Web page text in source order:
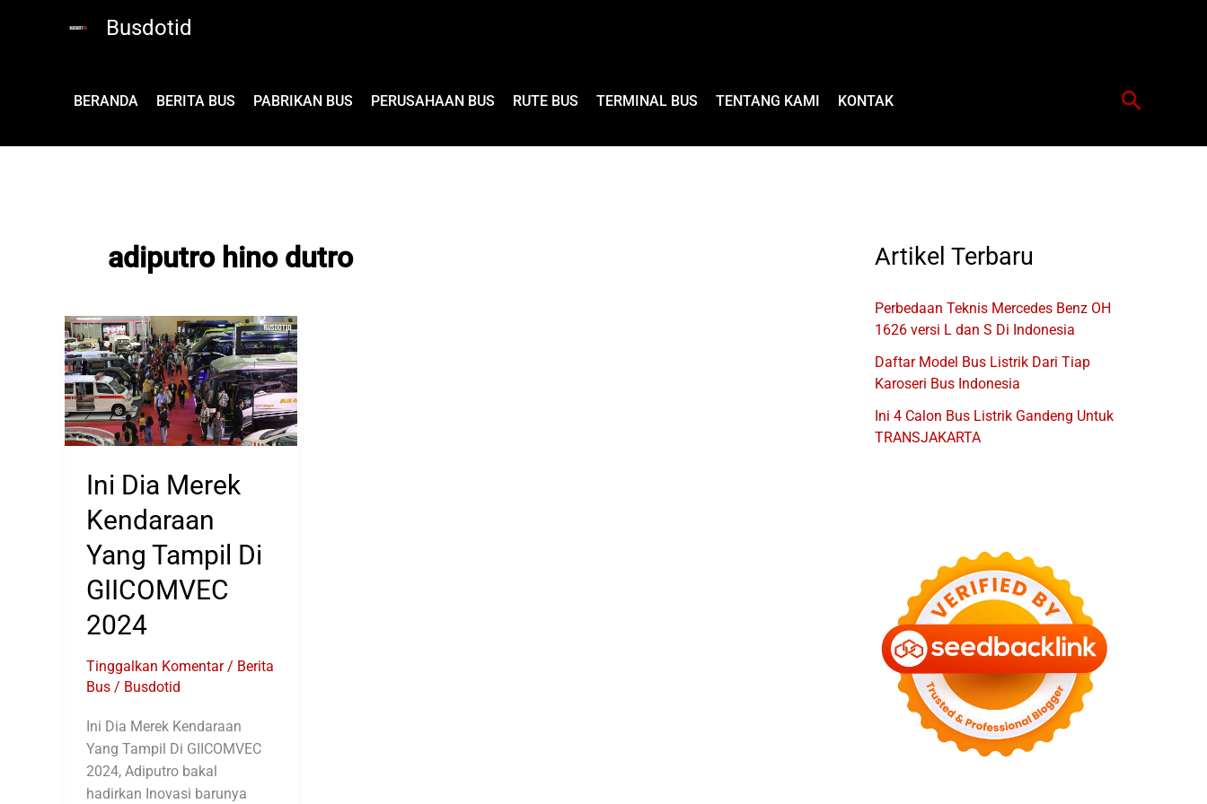
Busdotid
BERANDA BERITA BUS PABRIKAN BUS PERUSAHAAN BUS RUTE BUS TERMINAL BUS TENTANG KAMI KONTAK Cari
adiputro hino dutro
Ini Dia Merek
Kendaraan
Yang Tampil Di
GIICOMVEC
2024
Tinggalkan Komentar / Berita
Bus / Busdotid
Ini Dia Merek Kendaraan
Yang Tampil Di GIICOMVEC
2024, Adiputro bakal
hadirkan Inovasi barunya
Artikel Terbaru
Perbedaan Teknis Mercedes Benz OH
1626 versi L dan S Di Indonesia
Daftar Model Bus Listrik Dari Tiap
Karoseri Bus Indonesia
Ini 4 Calon Bus Listrik Gandeng Untuk
TRANSJAKARTA